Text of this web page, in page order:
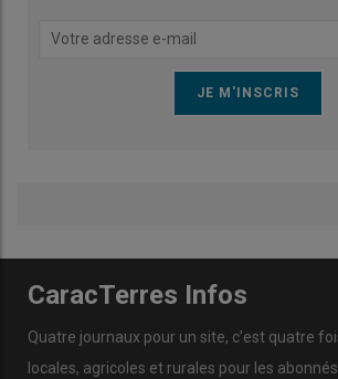
CaracTerres Infos
Quatre journaux pour un site, c’est quatre
locales, agricoles et rurales pour les